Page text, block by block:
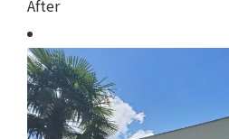
After